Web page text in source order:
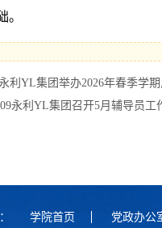
。
YL集团举办2026年春季学
永利YL集团召开5月辅导员工
学院首页 党政办公